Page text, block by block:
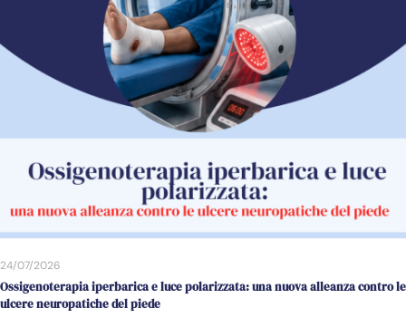
24/07/2026
Ossigenoterapia iperbarica e luce polarizzata: una nuova alleanza contro le
ulcere neuropatiche del piede